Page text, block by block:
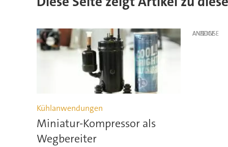
Kühlanwendungen
Miniatur-Kompressor als
Wegbereiter
ANZEIGE